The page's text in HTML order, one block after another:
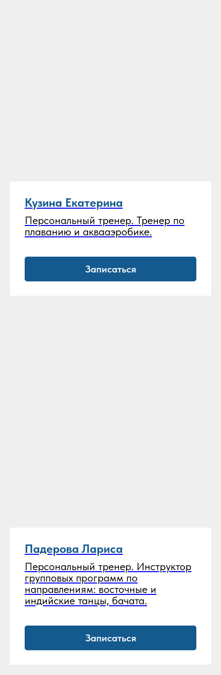
Кузина Екатерина
Персональный тренер. Тренер по
плаванию и аквааэробике.
Записаться
Падерова Лариса
Персональный тренер. Инструктор
групповых программ по
направлениям: восточные и
индийские танцы, бачата.
Записаться